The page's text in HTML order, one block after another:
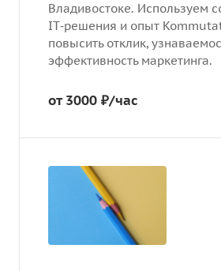
Владивостоке. Используем
IT‑решения и опыт
повысить отклик,
эффективность маркетинга.
от 3000 ₽/час